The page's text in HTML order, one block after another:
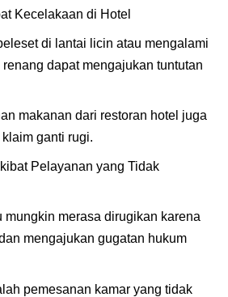
Kecelakaan di Hotel
di lantai licin atau mengalami
dapat mengajukan tuntutan
makanan dari restoran hotel juga
ganti rugi.
Pelayanan yang Tidak
mungkin merasa dirugikan karena
mengajukan gugatan hukum
pemesanan kamar yang tidak